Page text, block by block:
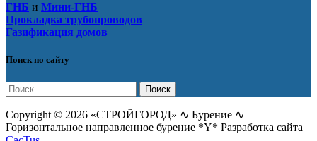
ГНБ и Мини-ГНБ
Прокладка трубопроводов
Газификация домов
Поиск по сайту
Найти:
Copyright © 2026 «СТРОЙГОРОД» ∿ Бурение ∿
Горизонтальное направленное бурение *Y* Разработка сайта